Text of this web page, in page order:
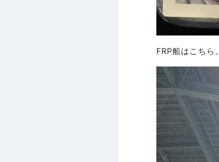
FRP船はこちら。